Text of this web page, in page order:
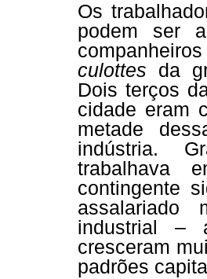
Os
podem ser
culottes da
Dois terços
cidade eram
metade
indústria.
trabalhava
contingente
assalariado
industrial –
cresceram
padrões